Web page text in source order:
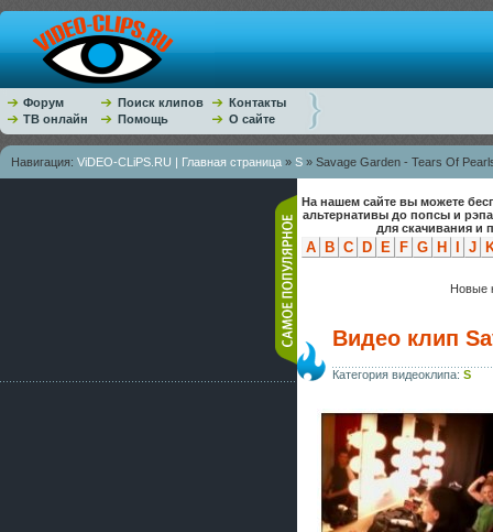
Форум Поиск клипов
Контакты
ТВ онлайн
Помощь О сайте
Навигация: ViDEO-CLiPS.RU | Главная страница » S » Savage Garden - Tears Of
На нашем сайте вы можете
альтернативы до попсы и
для скачивания и
A B C D E F G H J
Новые
Видео клип
Категория видеоклипа: S